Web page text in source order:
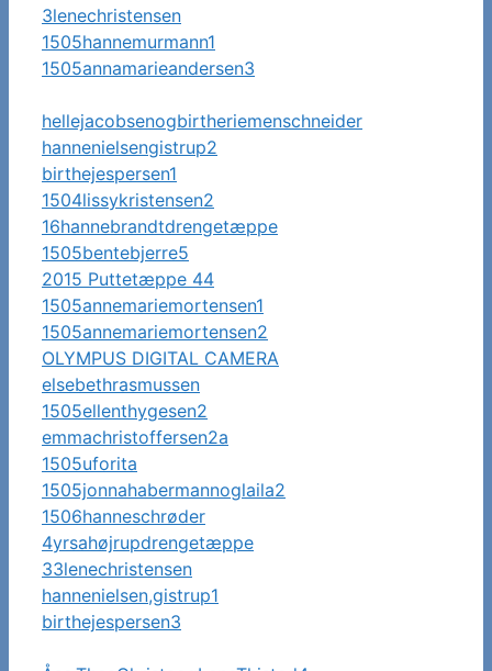
3lenechristensen
1505hannemurmann1
1505annamarieandersen3
hellejacobsenogbirtheriemenschneider
hannenielsengistrup2
birthejespersen1
1504lissykristensen2
16hannebrandtdrengetæppe
1505bentebjerre5
2015 Puttetæppe 44
1505annemariemortensen1
1505annemariemortensen2
OLYMPUS DIGITAL CAMERA
elsebethrasmussen
1505ellenthygesen2
emmachristoffersen2a
1505uforita
1505jonnahabermannoglaila2
1506hanneschrøder
4yrsahøjrupdrengetæppe
33lenechristensen
hannenielsen,gistrup1
birthejespersen3